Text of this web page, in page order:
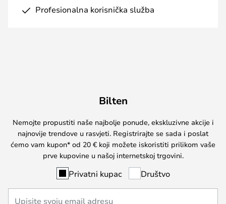
Profesionalna korisnička služba
Bilten
Nemojte propustiti naše najbolje ponude, ekskluzivne akcije i
najnovije trendove u rasvjeti. Registrirajte se sada i poslat
ćemo vam kupon* od 20 € koji možete iskoristiti prilikom vaše
prve kupovine u našoj internetskoj trgovini.
Privatni kupac Društvo